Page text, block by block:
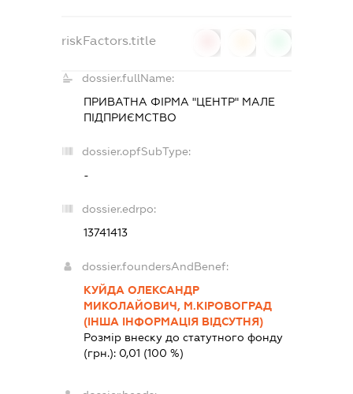
riskFactors.title
dossier.fullName:
ПРИВАТНА ФІРМА "ЦЕНТР" МАЛЕ
ПІДПРИЄМСТВО
dossier.opfSubType:
-
dossier.edrpo:
13741413
dossier.foundersAndBenef:
КУЙДА ОЛЕКСАНДР
МИКОЛАЙОВИЧ, М.КІРОВОГРАД
(ІНША ІНФОРМАЦІЯ ВІДСУТНЯ)
Розмір внеску до статутного фонду
(грн.): 0,01 (100 %)